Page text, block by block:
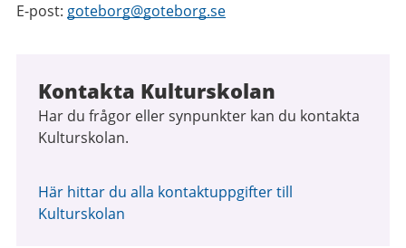
E-post: goteborg@goteborg.se
Kontakta Kulturskolan
Har du frågor eller synpunkter kan du kontakta
Kulturskolan.
Här hittar du alla kontaktuppgifter till
Kulturskolan